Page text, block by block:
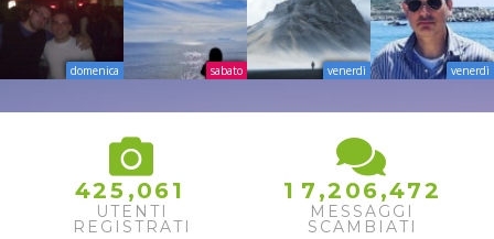
domenica sabato venerdì venerdì
425 ,061
UTENTI
REGISTRATI
1 7 ,2 06,472
MESSAGGI
SCAMBIATI